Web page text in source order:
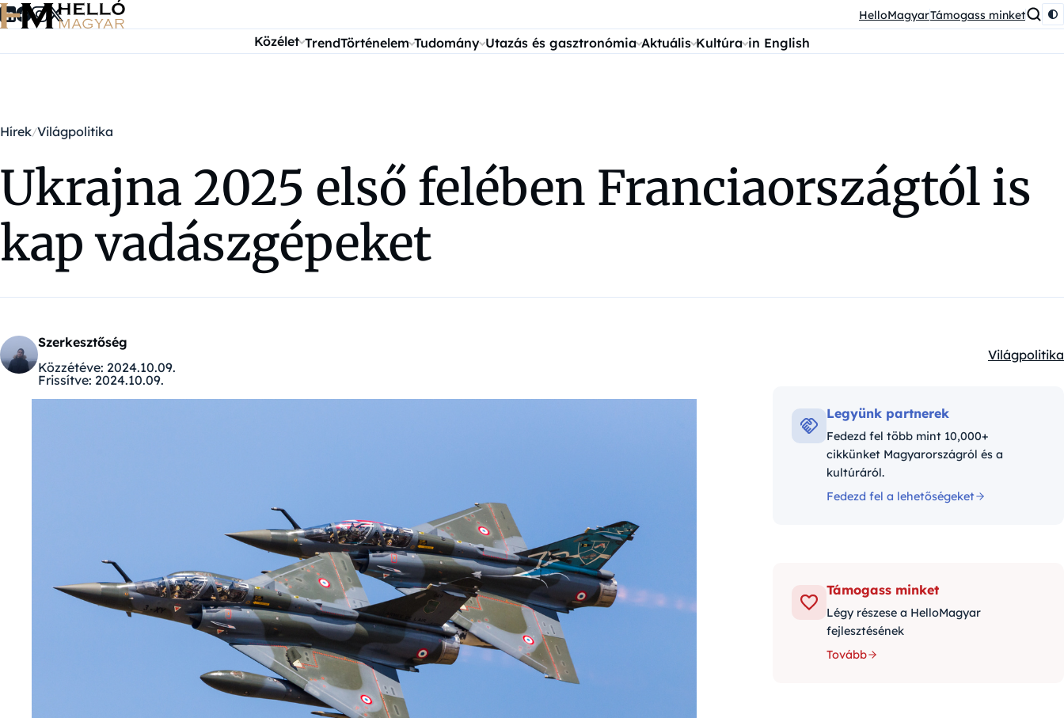
Ugrás a tartalomra HelloMagyarTámogass minket
Közélet TrendTörténelem Tudomány Utazás és gasztronómia Aktuális Kultúra in English
Hírek Világpolitika
Ukrajna 2025 első felében Franciaországtól is
kap vadászgépeket
Szerkesztőség
Közzétéve: 2024.10.09.
Frissítve: 2024.10.09.
Kategóriák:
Világpolitika
Legyünk partnerek
Fedezd fel több mint 10,000+
cikkünket Magyarországról és a
kultúráról.
Fedezd fel a lehetőségeket
Támogass minket
Légy részese a HelloMagyar
fejlesztésének
Tovább